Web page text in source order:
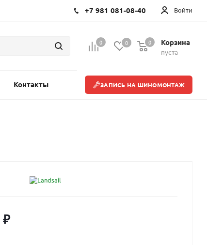
Войти
+7 981 081-08-40
0 0 Корзина
пуста
0
Контакты ЗАПИСЬ НА ШИНОМОНТАЖ
₽